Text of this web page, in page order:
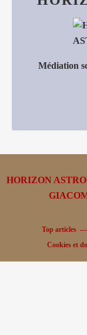
Médiation
HORIZON
Top articles
Cookies et